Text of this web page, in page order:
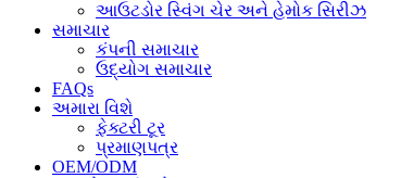
આઉટડોર સ્વિંગ ચેર અને હેમોક સિરીઝ
સમાચાર
કંપની સમાચાર
ઉદ્યોગ સમાચાર
FAQs
અમારા વિશે
ફેક્ટરી ટૂર
પ્રમાણપત્ર
OEM/ODM